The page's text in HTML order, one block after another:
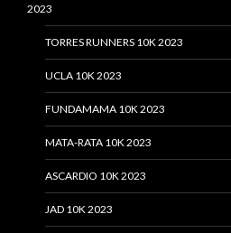
2023
TORRES RUNNERS 10K 2023
UCLA 10K 2023
FUNDAMAMA 10K 2023
MATA-RATA 10K 2023
ASCARDIO 10K 2023
JAD 10K 2023